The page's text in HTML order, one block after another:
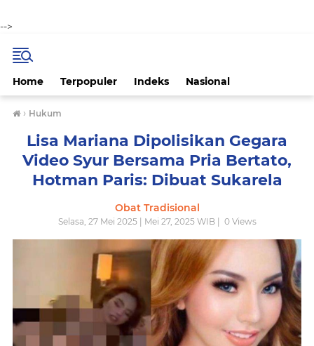
-->
Home Terpopuler Indeks Nasional
› Hukum
Lisa Mariana Dipolisikan Gegara
Video Syur Bersama Pria Bertato,
Hotman Paris: Dibuat Sukarela
Obat Tradisional
Selasa, 27 Mei 2025 | Mei 27, 2025 WIB | 0Views